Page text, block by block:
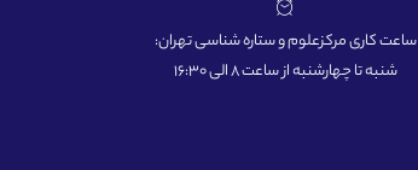
ساعت کاری مرکزعلوم و ستاره شناسی تهران:
شنبه تا چهارشنبه از ساعت 8 الی 16:30